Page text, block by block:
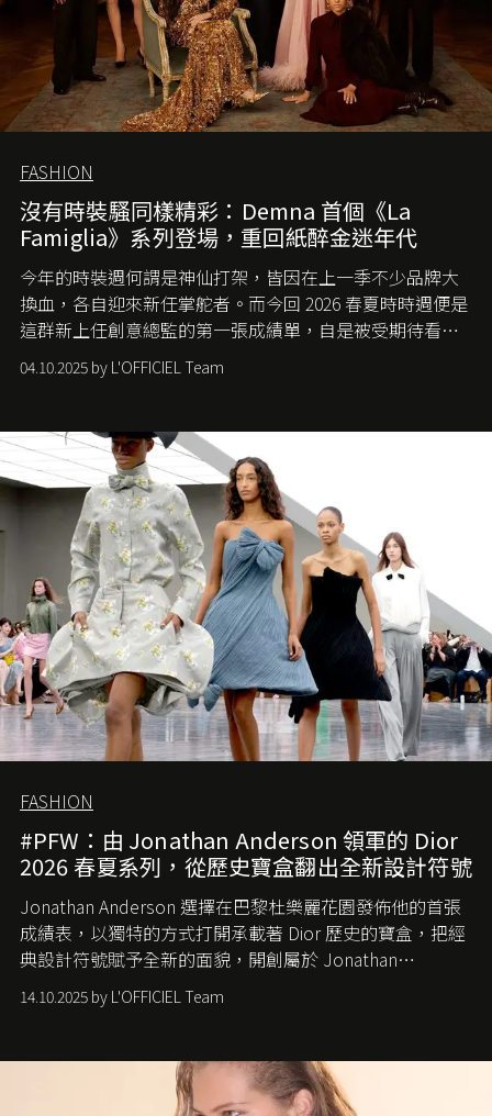
FASHION
沒有時裝騷同樣精彩：Demna 首個《La
Famiglia》系列登場，重回紙醉金迷年代
今年的時裝週何謂是神仙打架，皆因在上一季不少品牌大
換血，各自迎來新任掌舵者。而今回 2026 春夏時時週便是
這群新上任創意總監的第一張成績單，自是被受期待看他
們如何各顯神通。意大利老牌 Gucci 在過去幾個季度業績
難已救回，開雲集團任命成功曾翻轉 Balenciaga 的愛將
團市值一日蒸發 30 億美元，大眾擔心走得太前的 Demna
會忽略品牌的美學基礎，最後變成三不像。而從剛剛推出
的首作所造成的話題及關注度，我們便知道 Demna 沒這麼
簡單，一個嶄新的 Gucci 時代已經展開！
04.10.2025 by L'OFFICIEL Team
FASHION
#PFW：由 Jonathan Anderson 領軍的 Dior
2026 春夏系列，從歷史寶盒翻出全新設計符號
Jonathan Anderson 選擇在巴黎杜樂麗花園發佈他的首張
成績表，以獨特的方式打開承載著 Dior 歷史的寶盒，把經
典設計符號賦予全新的面貌，開創屬於 Jonathan
Anderson 的 Dior 時代。
14.10.2025 by L'OFFICIEL Team